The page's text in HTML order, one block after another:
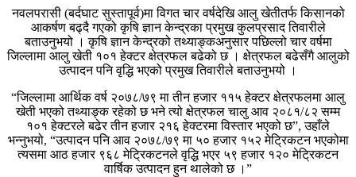
नवलपरासी (बर्दघाट सुस्तापूर्व)मा विगत चार वर्षदेखि आलु खेतीतर्फ किसानको
आकर्षण बढ्दै गएको कृषि ज्ञान केन्द्रका प्रमुख कुलप्रसाद तिवारीले
बताउनुभयो । कृषि ज्ञान केन्द्रको तथ्याङ्कअनुसार पछिल्लो चार वर्षमा
जिल्लामा आलु खेती १०१ हेक्टर क्षेत्रफल बढेको छ । क्षेत्रफल बढेसँगै आलुको
उत्पादन पनि वृद्धि भएको प्रमुख तिवारीले बताउनुभयो ।
“जिल्लामा आर्थिक वर्ष २०७८/७९ मा तीन हजार ११५ हेक्टर क्षेत्रफलमा आलु
खेती भएको तथ्याङ्क रहेको छ भने त्यो क्षेत्रफल चालु आव २०८१/८२ सम्म
१०१ हेक्टरले बढेर तीन हजार २१६ हेक्टरमा विस्तार भएको छ”, उहाँले
भन्नुभयो, “उत्पादन पनि आव २०७८/७९ मा ५० हजार १५२ मेट्रिकटन भएकोमा
त्यसमा आठ हजार ९६८ मेट्रिकटनले वृद्धि भएर ५९ हजार १२० मेट्रिकटन
वार्षिक उत्पादन हुन थालेको छ ।”